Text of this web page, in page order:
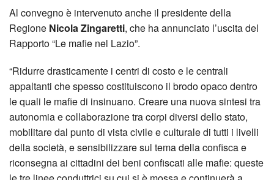
Al convegno è intervenuto anche il presidente della
Regione Nicola Zingaretti, che ha annunciato l’uscita del
Rapporto “Le mafie nel Lazio”.
“Ridurre drasticamente i centri di costo e le centrali
appaltanti che spesso costituiscono il brodo opaco dentro
le quali le mafie di insinuano. Creare una nuova sintesi tra
autonomia e collaborazione tra corpi diversi dello stato,
mobilitare dal punto di vista civile e culturale di tutti i livelli
della società, e sensibilizzare sul tema della confisca e
riconsegna ai cittadini dei beni confiscati alle mafie: queste